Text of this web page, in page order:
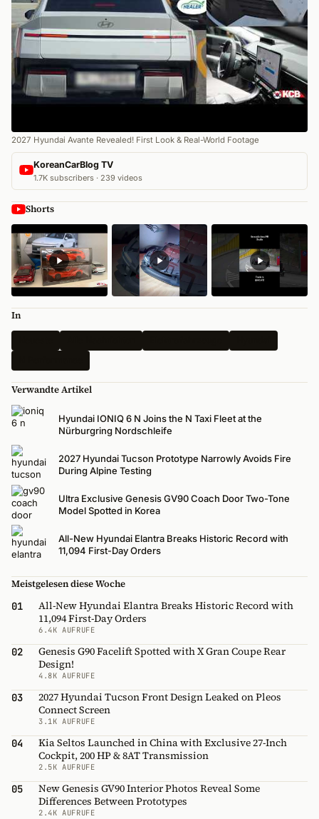
2027 Hyundai Avante Revealed! First Look & Real-World Footage
KoreanCarBlog TV
1.7K subscribers · 239 videos
Shorts
In
Verwandte Artikel
Hyundai IONIQ 6 N Joins the N Taxi Fleet at the
Nürburgring Nordschleife
2027 Hyundai Tucson Prototype Narrowly Avoids Fire
During Alpine Testing
Ultra Exclusive Genesis GV90 Coach Door Two-Tone
Model Spotted in Korea
All-New Hyundai Elantra Breaks Historic Record with
11,094 First-Day Orders
Meistgelesen diese Woche
01
All-New Hyundai Elantra Breaks Historic Record with
11,094 First-Day Orders
6.4K AUFRUFE
02
Genesis G90 Facelift Spotted with X Gran Coupe Rear
Design!
4.8K AUFRUFE
03
2027 Hyundai Tucson Front Design Leaked on Pleos
Connect Screen
3.1K AUFRUFE
04
Kia Seltos Launched in China with Exclusive 27-Inch
Cockpit, 200 HP & 8AT Transmission
2.5K AUFRUFE
05
New Genesis GV90 Interior Photos Reveal Some
Differences Between Prototypes
2.4K AUFRUFE